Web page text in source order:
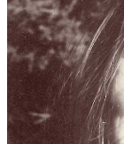
MARS
mer.
9.03
LE
NOMADS
20:30
film